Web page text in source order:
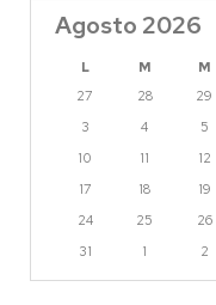
Agosto 2026
L M M
27
28 29
3
4 5
10
11 12
17
18 19
24
25 26
31
1 2